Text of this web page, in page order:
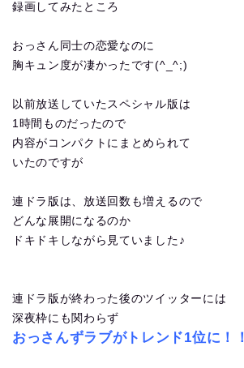
録画してみたところ
おっさん同士の恋愛なのに
胸キュン度が凄かったです(^_^;)
以前放送していたスペシャル版は
1時間ものだったので
内容がコンパクトにまとめられて
いたのですが
連ドラ版は、放送回数も増えるので
どんな展開になるのか
ドキドキしながら見ていました♪
連ドラ版が終わった後のツイッターには
深夜枠にも関わらず
おっさんずラブがトレンド1位に！！